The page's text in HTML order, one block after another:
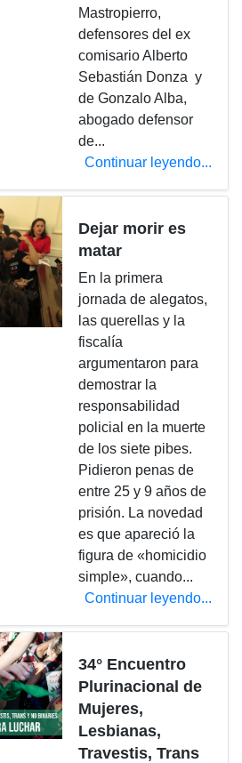
Mastropierro,
defensores del ex
comisario Alberto
Sebastián Donza y
de Gonzalo Alba,
abogado defensor
de...
Continuar leyendo...
Dejar morir es
matar
En la primera
jornada de alegatos,
las querellas y la
fiscalía
argumentaron para
demostrar la
responsabilidad
policial en la muerte
de los siete pibes.
Pidieron penas de
entre 25 y 9 años de
prisión. La novedad
es que apareció la
figura de «homicidio
simple», cuando...
Continuar leyendo...
34° Encuentro
Plurinacional de
Mujeres,
Lesbianas,
Travestis, Trans